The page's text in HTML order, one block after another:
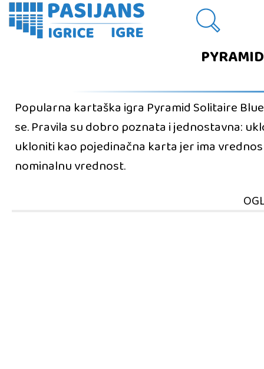
Popularna kartaška igra Pyramid Solitaire
se. Pravila su dobro poznata i jednostavna:
ukloniti kao pojedinačna karta jer ima vrednosti
nominalnu vrednost.